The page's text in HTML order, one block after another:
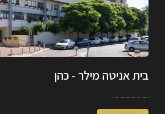
בית אניטה מילר - כהן